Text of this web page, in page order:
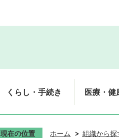
くらし・手続き 医療・健
現在の位置 ホーム 組織から探